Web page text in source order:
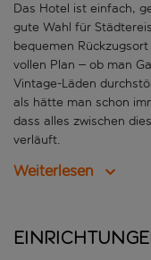
Das Hotel ist einfach,
gute Wahl für
bequemen
vollen Plan – ob man
Vintage-Läden
als hätte man schon
dass alles zwischen
verläuft.
Weiterlesen